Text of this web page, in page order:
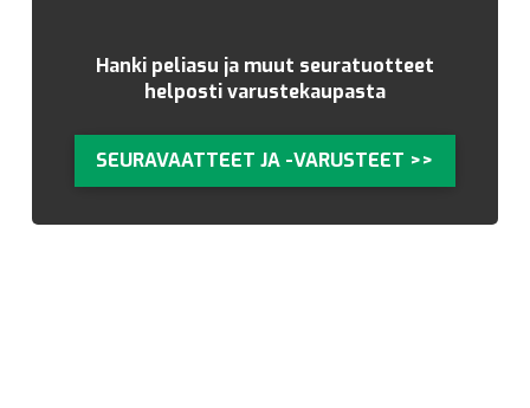
Hanki peliasu ja muut seuratuotteet
helposti varustekaupasta
SEURAVAATTEET JA -VARUSTEET >>